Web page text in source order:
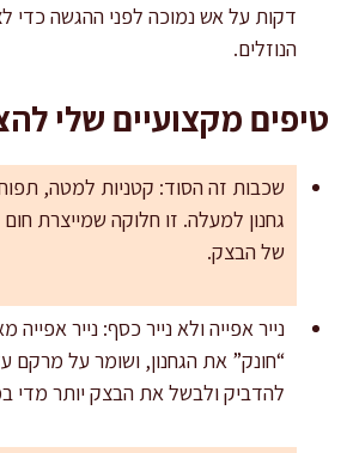
דקות על אש נמוכה לפני ההגשה
הנוזלים.
טיפים מקצועיים שלי
שכבות זה הסוד: קטניות למטה,
גחנון למעלה. זו חלוקה שמייצרת חום
של הבצק.
נייר אפייה ולא נייר כסף: נייר
“חונק” את הגחנון, ושומר על מרקם
להדביק ולבשל את הבצק יותר מדי